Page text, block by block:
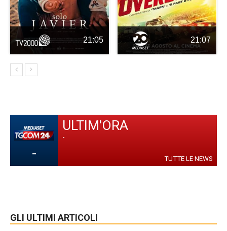
21:05 21:07
-
ULTIM'ORA
-
TUTTE LE NEWS
GLI ULTIMI ARTICOLI